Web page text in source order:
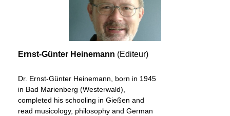
Ernst-Günter Heinemann (Editeur)
Dr. Ernst-Günter Heinemann, born in 1945
in Bad Marienberg (Westerwald),
completed his schooling in Gießen and
read musicology, philosophy and German